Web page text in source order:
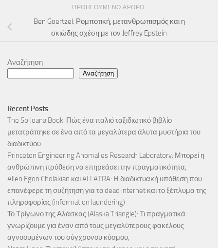
ΠΡΟΗΓΟΎΜΕΝΟ ΆΡΘΡΟ
Ben Goertzel: Ρομποτική, μετανθρωπισμός και η
σκιώδης σχέση με τον Jeffrey Epstein
Αναζήτηση
Αναζήτηση
Recent Posts
The So Joana Book: Πώς ένα παλιό ταξιδιωτικό βιβλίο
μετατράπηκε σε ένα από τα μεγαλύτερα άλυτα μυστήρια του
διαδικτύου
Princeton Engineering Anomalies Research Laboratory: Μπορεί η
ανθρώπινη πρόθεση να επηρεάσει την πραγματικότητα;
Allen Egon Cholakian και ALLATRA: Η διαδικτυακή υπόθεση που
επανέφερε τη συζήτηση για το dead internet και το ξέπλυμα της
πληροφορίας (information laundering)
Το Τρίγωνο της Αλάσκας (Alaska Triangle): Τι πραγματικά
γνωρίζουμε για έναν από τους μεγαλύτερους φακέλους
αγνοουμένων του σύγχρονου κόσμου;